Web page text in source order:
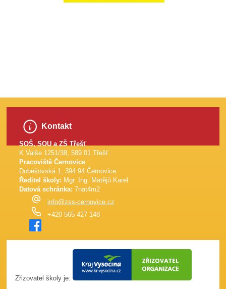
Kontakt
SOŠ, SOU a ZŠ Třešť
K Valše 1251/38, 589 01 Třešť
Pracoviště Černovice
Dobešovská 1, 394 94 Černovice
Ředitel školy: Mgr. Ing. Matějů Karel
Datová schránka: 7nat4m2
info@zss-cernovice.cz
+420 565 427 148
Zřizovatel školy je: